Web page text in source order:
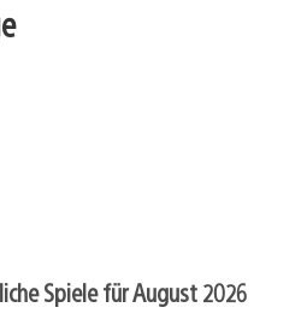
Spiele für August 2026